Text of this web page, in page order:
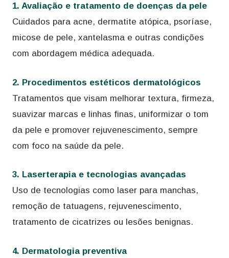
1. Avaliação e tratamento de doenças da pele
Cuidados para acne, dermatite atópica, psoríase,
micose de pele, xantelasma e outras condições
com abordagem médica adequada.
2. Procedimentos estéticos dermatológicos
Tratamentos que visam melhorar textura, firmeza,
suavizar marcas e linhas finas, uniformizar o tom
da pele e promover rejuvenescimento, sempre
com foco na saúde da pele.
3. Laserterapia e tecnologias avançadas
Uso de tecnologias como laser para manchas,
remoção de tatuagens, rejuvenescimento,
tratamento de cicatrizes ou lesões benignas.
4. Dermatologia preventiva